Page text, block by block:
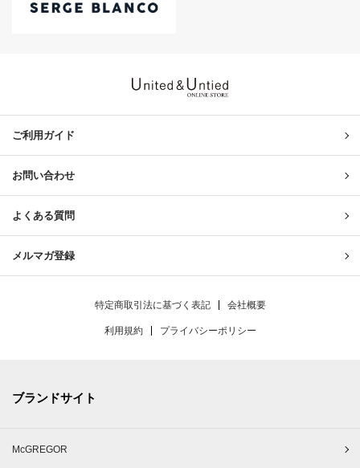
ご利用ガイド
お問い合わせ
よくある質問
メルマガ登録
特定商取引法に基づく表記 会社概要
利用規約 プライバシーポリシー
ブランドサイト
McGREGOR